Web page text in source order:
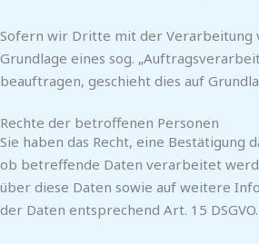
Sofern wir Dritte mit der Verarbeitung
Grundlage eines sog.
beauftragen, geschieht dies auf
Rechte der betroffenen Personen
Sie haben das Recht, eine Bestätigung
ob betreffende Daten verarbeitet
über diese Daten sowie auf weitere
der Daten entsprechend Art. 15 DSGVO.